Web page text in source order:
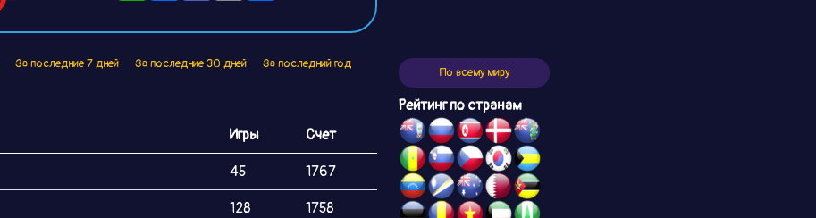
За последние 7 дней За последние 30 дней
За последний год
Игры Счет
45 1767
128 1758
По всему миру
Рейтинг по странам